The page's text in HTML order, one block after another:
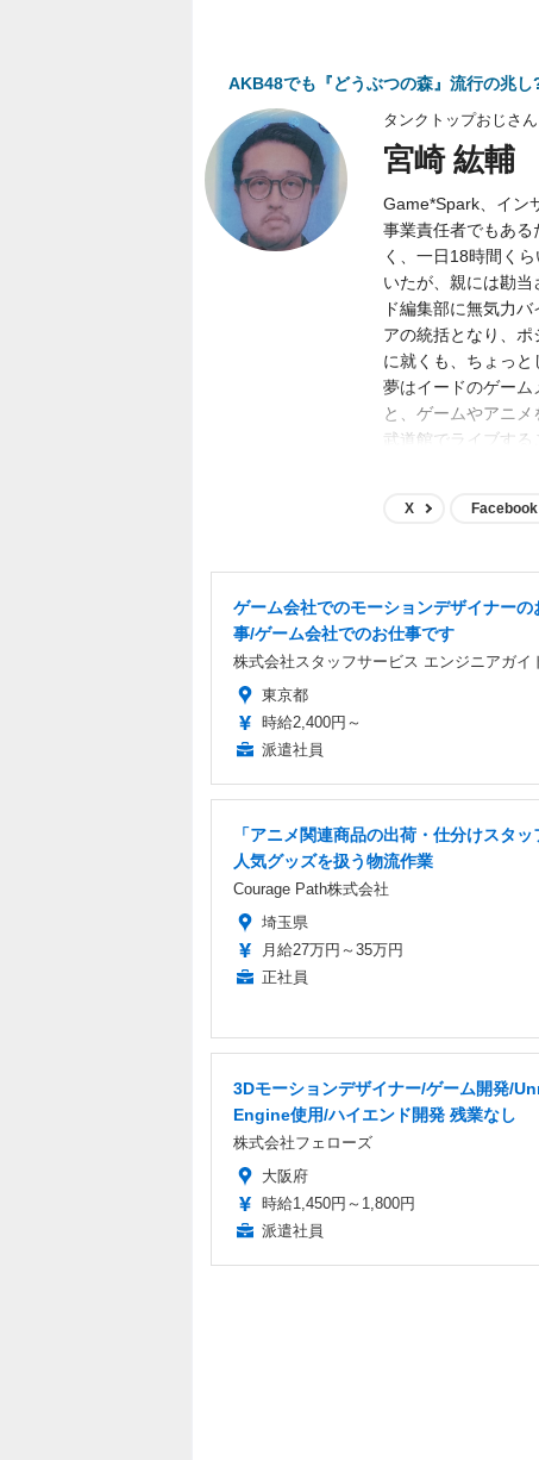
AKB48でも『どうぶつの森』流行の兆
タンクトップおじさん
宮崎 紘輔
Game*Spark、イン
事業責任者でもあ
く、一日18時間く
いたが、親には勘
ド編集部に無気力
アの統括となり、
に就くも、ちょっと
夢はイードのゲーム
と、ゲームやアニ
武道館でライブす
X Facebook
ゲーム会社でのモーションデザイナーの
事/ゲーム会社でのお仕事です
株式会社スタッフサービス エンジニアガイ
東京都
時給2,400円～
派遣社員
「アニメ関連商品の出荷・仕分けスタッ
人気グッズを扱う物流作業
Courage Path株式会社
埼玉県
月給27万円～35万円
正社員
3Dモーションデザイナー/ゲーム開発/
Engine使用/ハイエンド開発 残業なし
株式会社フェローズ
大阪府
時給1,450円～1,800円
派遣社員